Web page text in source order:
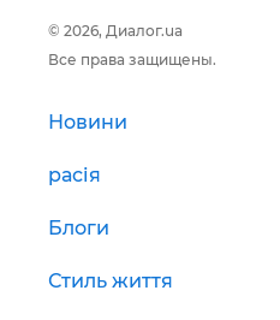
© 2026, Диалог.ua
Все права защищены.
Новини
расія
Блоги
Стиль життя